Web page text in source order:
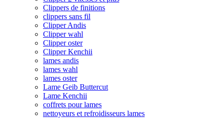
Clippers de finitions
clippers sans fil
Clipper Andis
Clipper wahl
Clipper oster
Clipper Kenchii
lames andis
lames wahl
lames oster
Lame Geib Buttercut
Lame Kenchii
coffrets pour lames
nettoyeurs et refroidisseurs lames